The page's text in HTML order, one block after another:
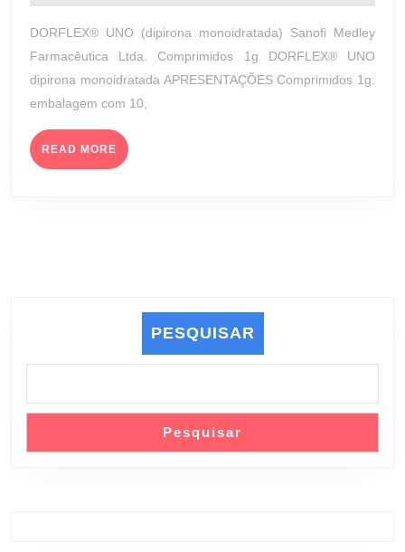
(SANOFI
MEDLEY
FARMACÊUTICA
LTDA.)
agosto
2023
DORFLEX® UNO (dipirona monoidratada) Sanofi Medley
Farmacêutica Ltda. Comprimidos 1g DORFLEX® UNO
dipirona monoidratada APRESENTAÇÕES Comprimidos 1g:
embalagem com 10,
READ MORE READ
MORE
PESQUISAR
Pesquisar